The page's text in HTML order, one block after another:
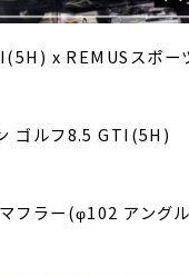
x REMUSスポー
ゴルフ8.5 GTI(5H)
フラー(φ102 アング